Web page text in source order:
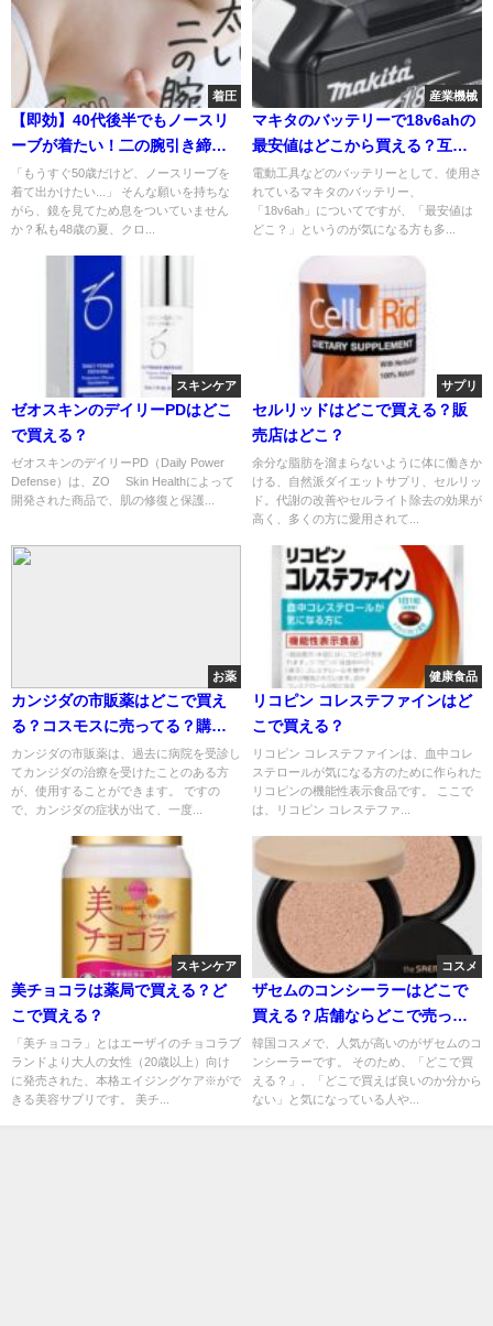
着圧
【即効】40代後半でもノースリ
ーブが着たい！二の腕引き締め
成功の3つの方法｜1週間で見た
目－3cm体験談
「もうすぐ50歳だけど、ノースリーブを
着て出かけたい...」 そんな願いを持ちな
がら、鏡を見てため息をついていません
か？私も48歳の夏、クロ...
産業機械
マキタのバッテリーで18v6ahの
最安値はどこから買える？互換
性には注意
電動工具などのバッテリーとして、使用さ
れているマキタのバッテリー、
「18v6ah」についてですが、「最安値は
どこ？」というのが気になる方も多...
スキンケア
ゼオスキンのデイリーPDはどこ
で買える？
ゼオスキンのデイリーPD（Daily Power
Defense）は、ZO® Skin Healthによって
開発された商品で、肌の修復と保護...
サプリ
セルリッドはどこで買える？販
売店はどこ？
余分な脂肪を溜まらないように体に働きか
ける、自然派ダイエットサプリ、セルリッ
ド。代謝の改善やセルライト除去の効果が
高く、多くの方に愛用されて...
お薬
カンジダの市販薬はどこで買え
る？コスモスに売ってる？購入
方法は？
カンジダの市販薬は、過去に病院を受診し
てカンジダの治療を受けたことのある方
が、使用することができます。 ですの
で、カンジダの症状が出て、一度...
健康食品
リコピン コレステファインはど
こで買える？
リコピン コレステファインは、血中コレ
ステロールが気になる方のために作られた
リコピンの機能性表示食品です。 ここで
は、リコピン コレステファ...
スキンケア
美チョコラは薬局で買える？ど
こで買える？
「美チョコラ」とはエーザイのチョコラブ
ランドより大人の女性（20歳以上）向け
に発売された、本格エイジングケア※がで
きる美容サプリです。 美チ...
コスメ
ザセムのコンシーラーはどこで
買える？店舗ならどこで売って
る？
韓国コスメで、人気が高いのがザセムのコ
ンシーラーです。 そのため、「どこで買
える？」、「どこで買えば良いのか分から
ない」と気になっている人や...